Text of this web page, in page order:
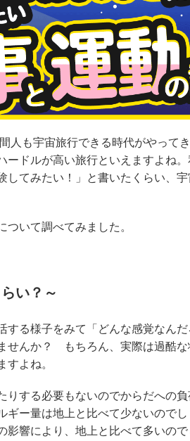
人も宇宙旅行できる時代がやって
ードルが高い旅行といえますよね
してみたい！」と書いたくらい、
いて調べてみました。
い？～
する様子をみて「どんな感覚なんだ
せんか？ もちろん、実際は過酷な
よね。
りする必要もないのでからだへの
ー量は地上と比べて少ないのでし
響により、地上と比べて多いので